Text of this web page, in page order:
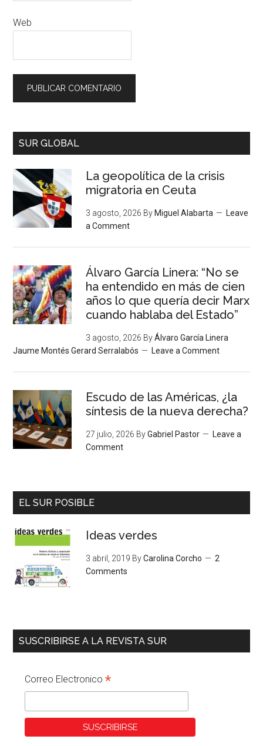
Web
SUR GLOBAL
La geopolítica de la crisis
migratoria en Ceuta
3 agosto, 2026 By Miguel Alabarta
Leave
a Comment
Álvaro García Linera: “No se
ha entendido en más de cien
años lo que quería decir Marx
cuando hablaba del Estado”
3 agosto, 2026 ByÁlvaro García Linera
Jaume Montés Gerard Serralabós
Leave a Comment
Escudo de las Américas, ¿la
síntesis de la nueva derecha?
27 julio, 2026 ByGabriel Pastor
Leave a
Comment
EL SUR POSIBLE
Ideas verdes
3 abril, 2019 ByCarolina Corcho
2
Comments
SUSCRIBIRSE A LA REVISTA SUR
Correo Electronico*